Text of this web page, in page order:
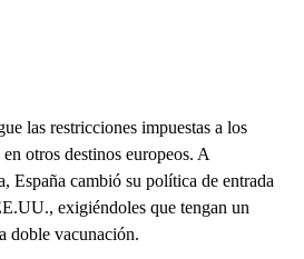
las restricciones impuestas a los
otros destinos europeos. A
España cambió su política de entrada
exigiéndoles que tengan un
doble vacunación.